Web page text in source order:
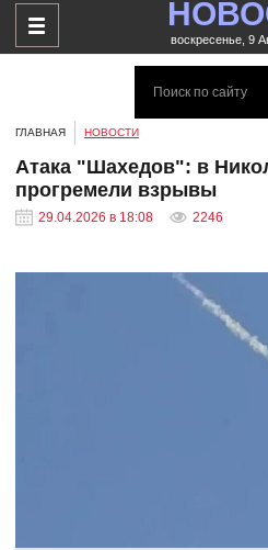
воскресенье, 9
ГЛАВНАЯ НОВОСТИ
Атака "Шахедов": в
прогремели взрывы
29.04.2026 в 18:08 2246